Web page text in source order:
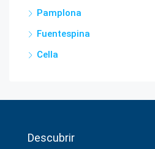
Pamplona
Fuentespina
Cella
Descubrir